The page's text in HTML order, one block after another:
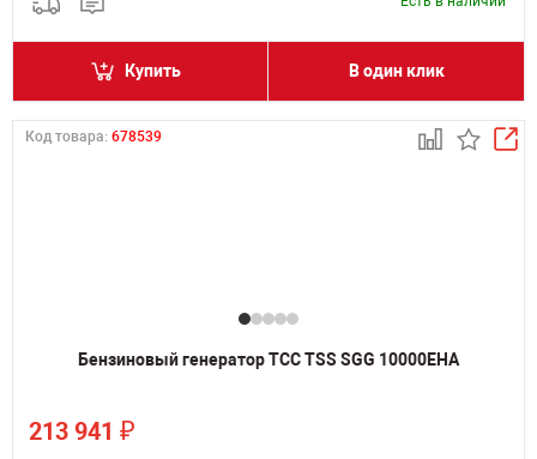
Купить В один клик
Код товара: 678539
Бензиновый генератор ТСС TSS SGG 10000EHA
213 941 ₽